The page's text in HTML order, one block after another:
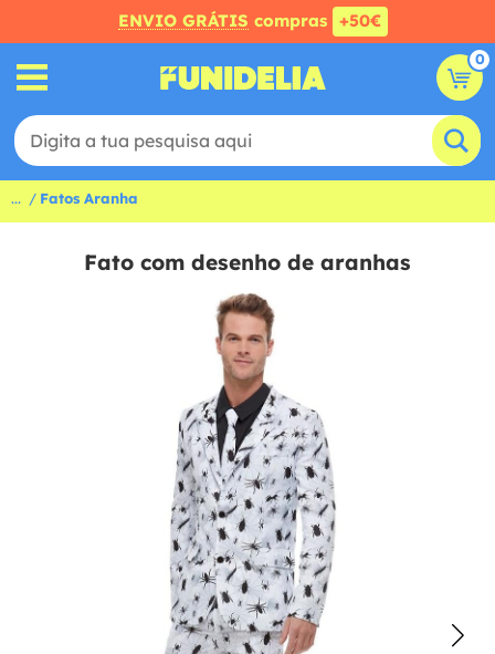
ENVIO GRÁTIS compras +50€
0
... Fatos Aranha
Fato com desenho de aranhas